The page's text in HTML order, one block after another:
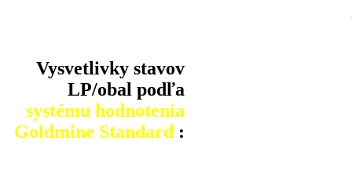
Vysvetlivky stavov
LP/obal podľa
systému hodnotenia
Goldmine Standard :